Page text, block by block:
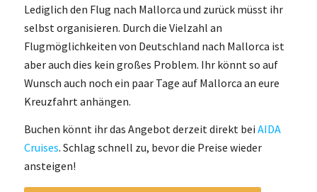
Lediglich den Flug nach Mallorca und zurück müsst ihr
selbst organisieren. Durch die Vielzahl an
Flugmöglichkeiten von Deutschland nach Mallorca ist
aber auch dies kein großes Problem. Ihr könnt so auf
Wunsch auch noch ein paar Tage auf Mallorca an eure
Kreuzfahrt anhängen.
Buchen könnt ihr das Angebot derzeit direkt bei AIDA
Cruises. Schlag schnell zu, bevor die Preise wieder
ansteigen!